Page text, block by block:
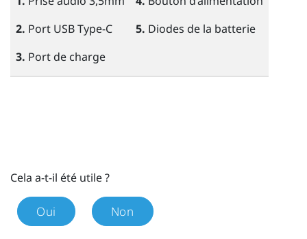
2. Port USB Type-C
3. Port de charge
5. Diodes de la batterie
Cela a-t-il été utile ?
Oui Non